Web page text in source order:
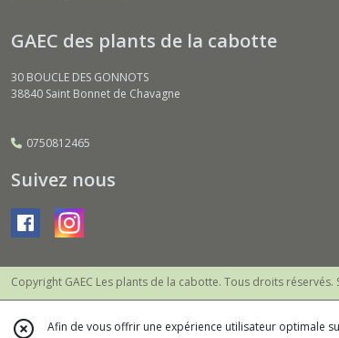
GAEC des plants de la cabotte
30 BOUCLE DES GONNOTS
38840 Saint Bonnet de Chavagne
0750812465
Suivez nous
Copyright GAEC Les plants de la cabotte. Tous droits réservés.
Afin de vous offrir une expérience utilisateur optimale